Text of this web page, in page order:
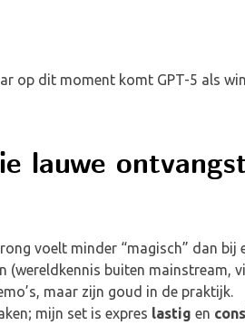
op dit moment komt GPT-5 als
lauwe
voelt minder “magisch” dan bij
(wereldkennis buiten mainstream,
maar zijn goud in de praktijk.
mijn set is expres lastig en